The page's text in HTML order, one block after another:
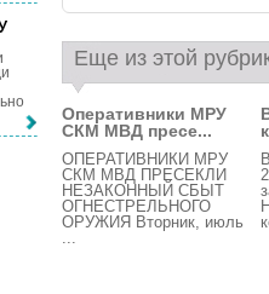
Еще из этой
Оперативники МРУ
СКМ МВД пресе...
ОПЕРАТИВНИКИ МРУ
СКМ МВД ПРЕСЕКЛИ
НЕЗАКОННЫЙ СБЫТ
ОГНЕСТРЕЛЬНОГО
ОРУЖИЯ Вторник, июль
...